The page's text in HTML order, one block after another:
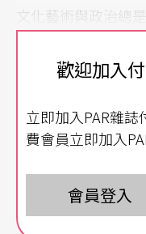
文化藝術與政治總
文化藝術人有了生
化藝術自由。專制
卓越的文學、音樂
在動力卻日益蛀壞
歡迎加入
立即加入PAR雜
費會員立即加入
會員登入